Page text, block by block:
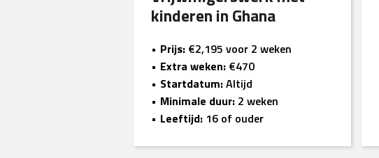
kinderen in Ghana
Prijs: €2,195 voor 2 weken
Extra weken: €470
Startdatum:Altijd
Minimale duur: 2 weken
Leeftijd: 16 of ouder